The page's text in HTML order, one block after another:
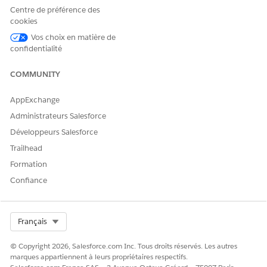
Builder pour définir une logique d'acheminement
personnalisée et des workflows d'exécution.
CET ARTICLE A-T-IL RÉSOLU VOTRE PROBLÈME ?
Centre de préférence des
cookies
Vos choix en matière de
confidentialité
COMMUNITY
AppExchange
Administrateurs Salesforce
Développeurs Salesforce
Trailhead
Formation
Confiance
Français
© Copyright 2026, Salesforce.com Inc. Tous droits réservés. Les autres
marques appartiennent à leurs propriétaires respectifs.